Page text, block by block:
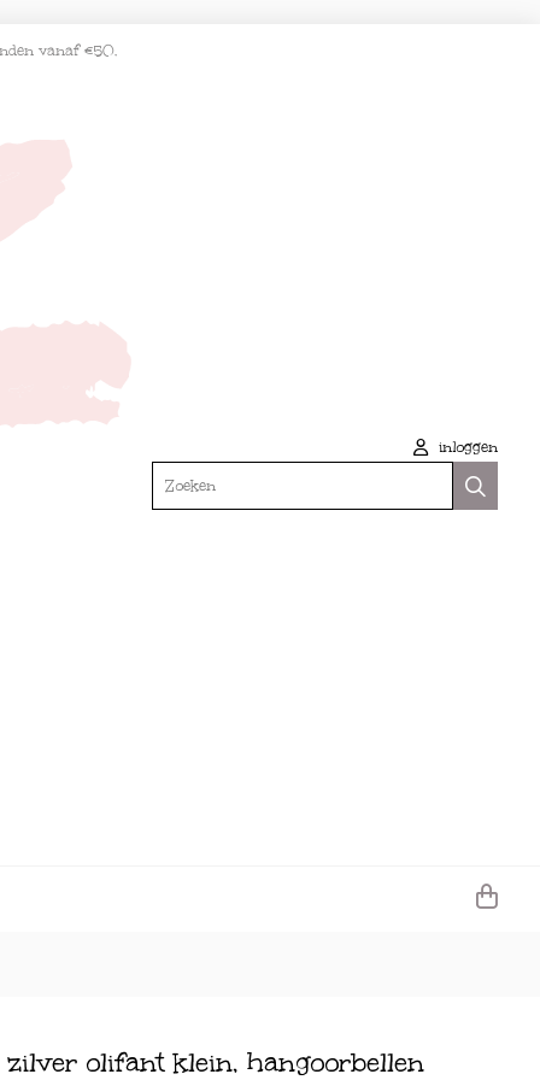
vanaf €50.
inloggen
zilver olifant klein, hangoorbellen